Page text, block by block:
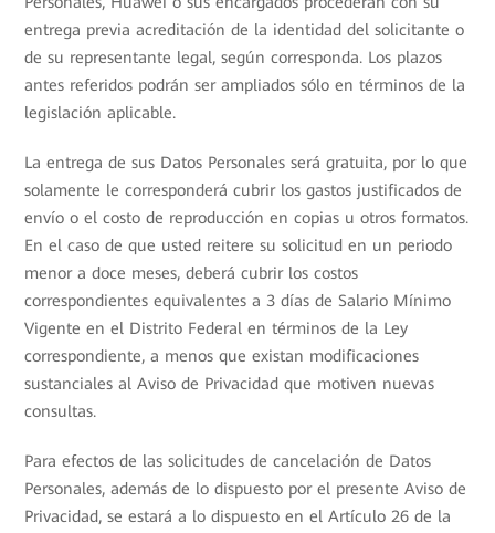
entrega previa acreditación de la identidad del solicitante o
de su representante legal, según corresponda. Los plazos
antes referidos podrán ser ampliados sólo en términos de la
legislación aplicable.
La entrega de sus Datos Personales será gratuita, por lo que
solamente le corresponderá cubrir los gastos justificados de
envío o el costo de reproducción en copias u otros formatos.
En el caso de que usted reitere su solicitud en un periodo
menor a doce meses, deberá cubrir los costos
correspondientes equivalentes a 3 días de Salario Mínimo
Vigente en el Distrito Federal en términos de la Ley
correspondiente, a menos que existan modificaciones
sustanciales al Aviso de Privacidad que motiven nuevas
consultas.
Para efectos de las solicitudes de cancelación de Datos
Personales, además de lo dispuesto por el presente Aviso de
Privacidad, se estará a lo dispuesto en el Artículo 26 de la